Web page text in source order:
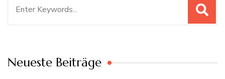
Neueste Beiträge